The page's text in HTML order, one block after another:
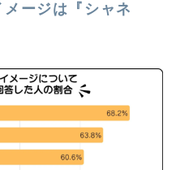
ージは『シャネ